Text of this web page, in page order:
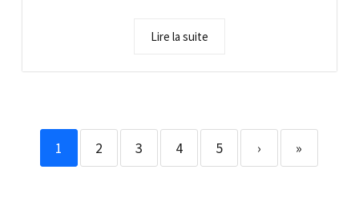
Lire la suite
1 2 3 4 5 › »